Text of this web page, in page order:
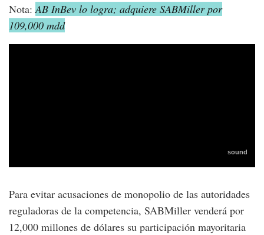
Nota: AB InBev lo logra; adquiere SABMiller por
109,000 mdd
Para evitar acusaciones de monopolio de las autoridades
reguladoras de la competencia, SABMiller venderá por
12,000 millones de dólares su participación mayoritaria